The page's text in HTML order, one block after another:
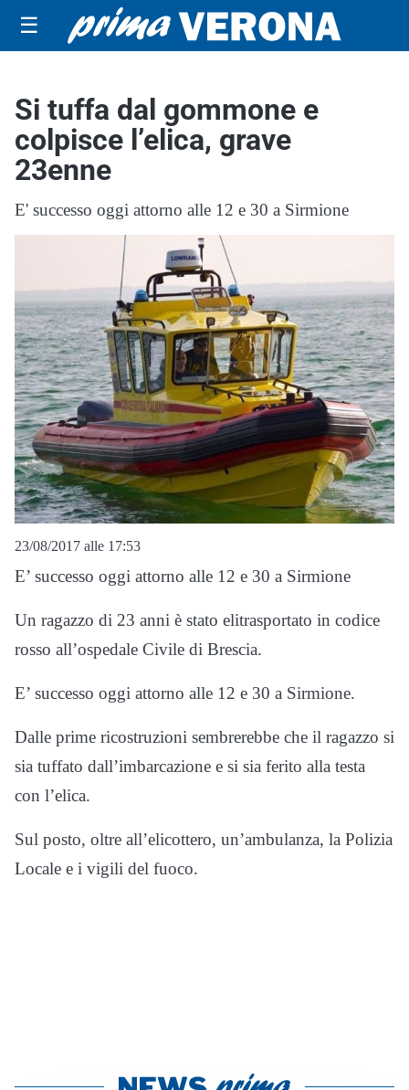
☰
Si tuffa dal gommone e
colpisce l’elica, grave
23enne
E' successo oggi attorno alle 12 e 30 a Sirmione
23/08/2017 alle 17:53
E’ successo oggi attorno alle 12 e 30 a Sirmione
Un ragazzo di 23 anni è stato elitrasportato in codice
rosso all’ospedale Civile di Brescia.
E’ successo oggi attorno alle 12 e 30 a Sirmione.
Dalle prime ricostruzioni sembrerebbe che il ragazzo si
sia tuffato dall’imbarcazione e si sia ferito alla testa
con l’elica.
Sul posto, oltre all’elicottero, un’ambulanza, la Polizia
Locale e i vigili del fuoco.